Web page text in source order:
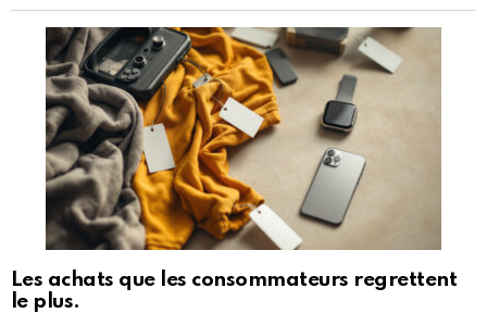
Les achats que les consommateurs regrettent
le plus.